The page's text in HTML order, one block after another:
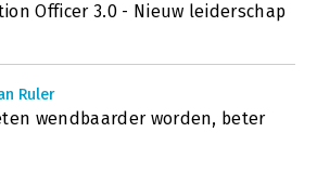
Officer 3.0 - Nieuw leiderschap
Ruler
wendbaarder worden, beter